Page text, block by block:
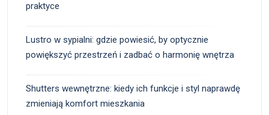
praktyce
Lustro w sypialni: gdzie powiesić, by optycznie
powiększyć przestrzeń i zadbać o harmonię wnętrza
Shutters wewnętrzne: kiedy ich funkcje i styl naprawdę
zmieniają komfort mieszkania